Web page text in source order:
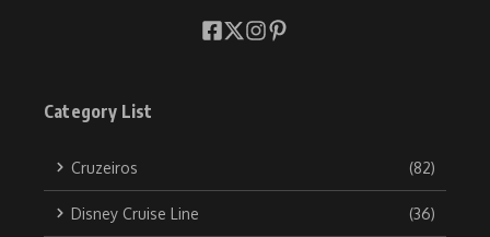
Category List
Cruzeiros (82)
Disney Cruise Line (36)